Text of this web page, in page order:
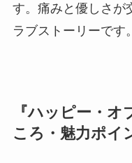
す。痛みと優しさが
ラブストーリーです。
『ハッピー・
ころ・魅力ポイ